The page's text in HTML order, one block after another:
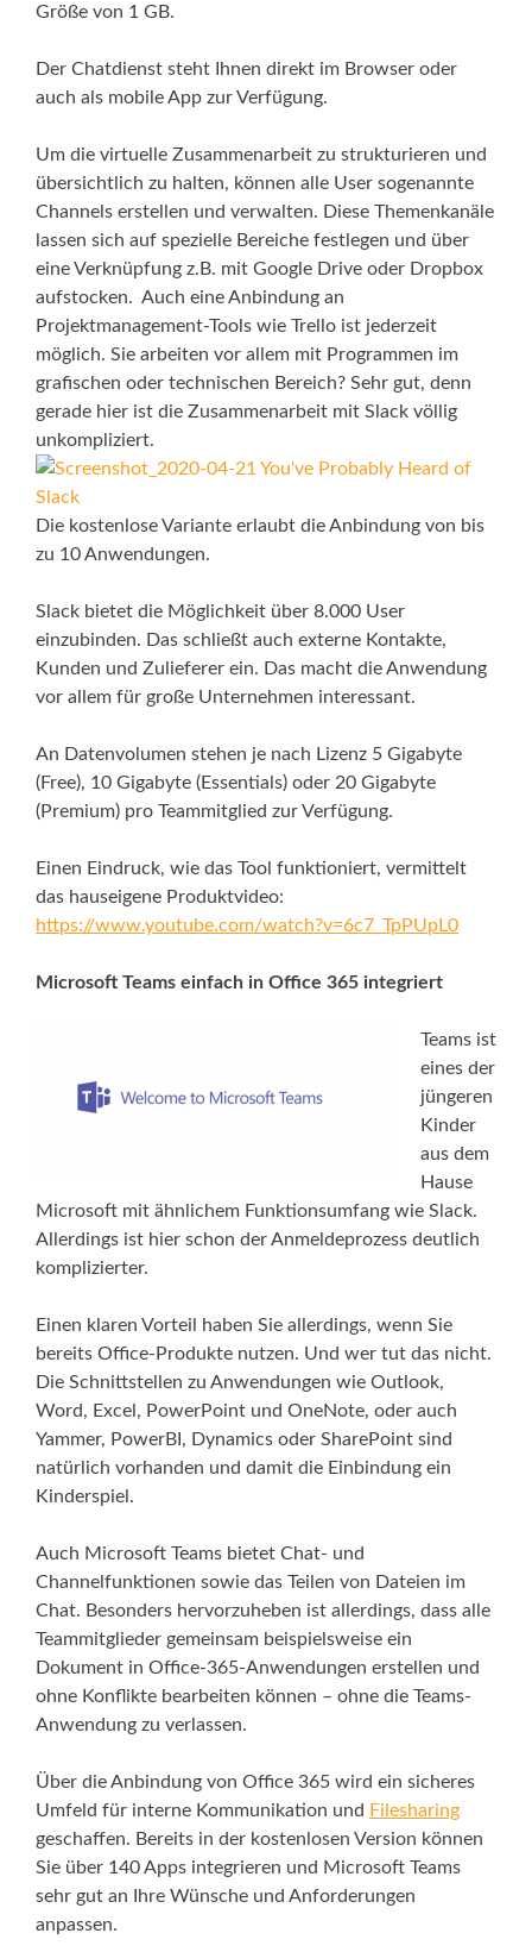
Größe von 1 GB.
Der Chatdienst steht Ihnen direkt im Browser oder
auch als mobile App zur Verfügung.
Um die virtuelle Zusammenarbeit zu strukturieren und
übersichtlich zu halten, können alle User sogenannte
Channels erstellen und verwalten. Diese Themenkanäle
lassen sich auf spezielle Bereiche festlegen und über
eine Verknüpfung z.B. mit Google Drive oder Dropbox
aufstocken. Auch eine Anbindung an
Projektmanagement-Tools wie Trello ist jederzeit
möglich. Sie arbeiten vor allem mit Programmen im
grafischen oder technischen Bereich? Sehr gut, denn
gerade hier ist die Zusammenarbeit mit Slack völlig
unkompliziert.
Die kostenlose Variante erlaubt die Anbindung von bis
zu 10 Anwendungen.
Slack bietet die Möglichkeit über 8.000 User
einzubinden. Das schließt auch externe Kontakte,
Kunden und Zulieferer ein. Das macht die Anwendung
vor allem für große Unternehmen interessant.
An Datenvolumen stehen je nach Lizenz 5 Gigabyte
(Free), 10 Gigabyte (Essentials) oder 20 Gigabyte
(Premium) pro Teammitglied zur Verfügung.
Einen Eindruck, wie das Tool funktioniert, vermittelt
das hauseigene Produktvideo:
https://www.youtube.com/watch?v=6c7_TpPUpL0
Microsoft Teams einfach in Office 365 integriert
Teams ist
eines der
jüngeren
Kinder
aus dem
Hause
Microsoft mit ähnlichem Funktionsumfang wie Slack.
Allerdings ist hier schon der Anmeldeprozess deutlich
komplizierter.
Einen klaren Vorteil haben Sie allerdings, wenn Sie
bereits Office-Produkte nutzen. Und wer tut das nicht.
Die Schnittstellen zu Anwendungen wie Outlook,
Word, Excel, PowerPoint und OneNote, oder auch
Yammer, PowerBI, Dynamics oder SharePoint sind
natürlich vorhanden und damit die Einbindung ein
Kinderspiel.
Auch Microsoft Teams bietet Chat- und
Channelfunktionen sowie das Teilen von Dateien im
Chat. Besonders hervorzuheben ist allerdings, dass alle
Teammitglieder gemeinsam beispielsweise ein
Dokument in Office-365-Anwendungen erstellen und
ohne Konflikte bearbeiten können – ohne die Teams-
Anwendung zu verlassen.
Über die Anbindung von Office 365 wird ein sicheres
Umfeld für interne Kommunikation und Filesharing
geschaffen. Bereits in der kostenlosen Version können
Sie über 140 Apps integrieren und Microsoft Teams
sehr gut an Ihre Wünsche und Anforderungen
anpassen.